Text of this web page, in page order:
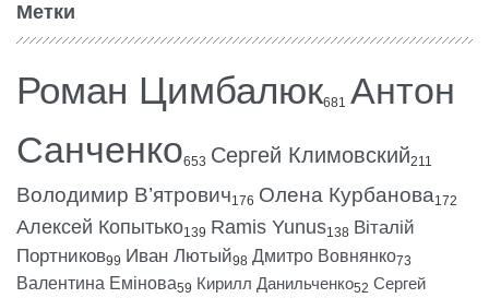
Метки
Роман Цимбалюк681 Антон
Санченко653 Сергей Климовский211
Володимир В’ятрович176 Олена Курбанова172
Алексей Копытько139 Ramis Yunus138 Віталій
Портников99 Иван Лютый98 Дмитро Вовнянко73
Валентина Емінова59 Кирилл Данильченко52 Сергей